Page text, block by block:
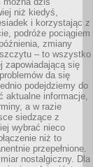
niż kiedyś,
i korzystając z
podróże pociągiem
zmiany
szczytu – to wszystko
zapowiadającą się
da się
podejdziemy do
aktualne informacje,
a w razie
siedzące z
wybrać nieco
niż to
przepełnione.
nostalgiczny. Dla